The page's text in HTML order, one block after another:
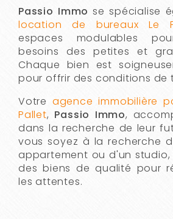
Passio Immo se spécialise
location de bureaux Le
espaces modulables
besoins des petites et
Chaque bien est
pour offrir des conditions de
Votre agence immobilière
Pallet, Passio Immo,
dans la recherche de leur
vous soyez à la recherche
appartement ou d'un
des biens de qualité pour
les attentes.